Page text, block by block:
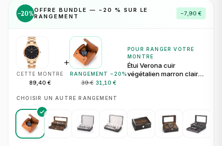
−20%OFFRE BUNDLE — − 20 % SUR LE
RANGEMENT
−7,90 €
CETTE MONTRE
89,40 €
+
RANGEMENT − 20 %
39 € 31,10 €
POUR RANGER VOTRE
MONTRE
Étui Verona cuir
végétalien marron clair
CHOISIR UN AUTRE RANGEMENT